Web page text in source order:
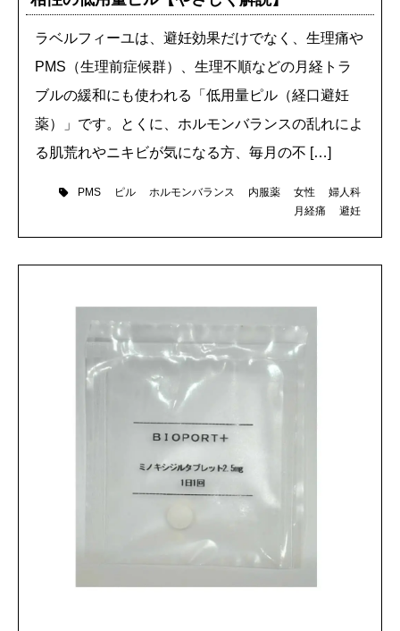
ラベルフィーユは、避妊効果だけでなく、生理痛や
PMS（生理前症候群）、生理不順などの月経トラ
ブルの緩和にも使われる「低用量ピル（経口避妊
薬）」です。とくに、ホルモンバランスの乱れによ
る肌荒れやニキビが気になる方、毎月の不 […]
PMS ピル ホルモンバランス 内服薬 女性
婦人科
月経痛
避妊